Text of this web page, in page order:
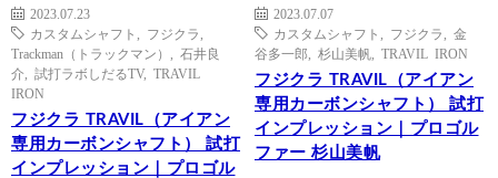
2023.07.23
カスタムシャフト
フジクラ
Trackman（トラックマン）
石井良
介
試打ラボしだるTV, TRAVIL
IRON
フジクラ TRAVIL（アイアン
専用カーボンシャフト） 試打
インプレッション｜プロゴル
2023.07.07
カスタムシャフト
フジクラ
金
谷多一郎
杉山美帆 TRAVIL IRON
フジクラ TRAVIL（アイアン
専用カーボンシャフト） 試打
インプレッション｜プロゴル
ファー 杉山美帆